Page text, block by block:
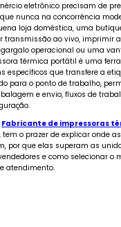
eletrônico precisam de
nunca na concorrência
loja doméstica, uma
transmissão ao vivo, imprimir
operacional ou uma
térmica portátil é uma
específicos que transfere a
para o ponto de trabalho,
e envio, fluxos de
Fabricante de impressoras
tem o prazer de explicar onde
por que elas superam as
e como selecionar o
atendimento.